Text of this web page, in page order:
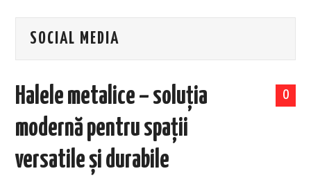
SOCIAL MEDIA
0
Halele metalice – soluția
modernă pentru spații
versatile și durabile